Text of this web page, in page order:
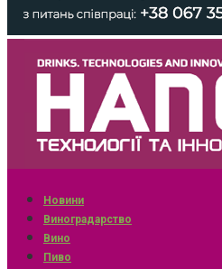
Новини
Виноградарство
Вино
Пиво